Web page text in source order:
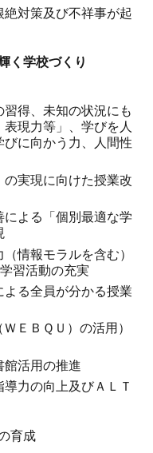
対策及び不祥事が起
く学校づくり
得、未知の状況にも
現力等」、学びを人
に向かう力、人間性
の実現に向けた授業改
よる「個別最適な学
情報モラルを含む）
習活動の充実
る全員が分かる授業
ＥＢＱＵ）の活用）
館活用の推進
力の向上及びＡＬＴ
育成